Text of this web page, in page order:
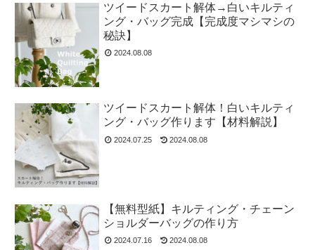
ツイードスカート解体→白いキルティ
ング・バッグ完成【完成度マシマシの
秘訣】
2024.08.08
ツイードスカート解体！白いキルティ
ング・バッグ作ります【材料解説】
2024.07.25 2024.08.08
【無料型紙】キルティング・チェーン
ショルダーバッグの作り方
2024.07.16 2024.08.08